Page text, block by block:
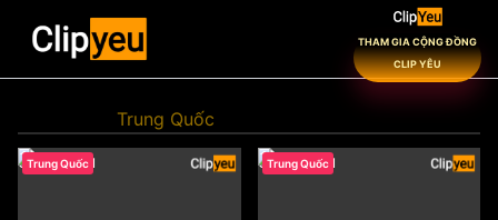
Trung Quốc
Trung Quốc
odd Trung Quốc
odd
THAM GIA CỘNG ĐỒNG
CLIP YÊU